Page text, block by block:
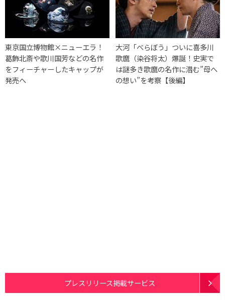
東京国立博物館×ニューエラ！
葛飾北斎や歌川国芳などの名作
をフィーチャーしたキャップが
発売へ
大河「べらぼう」ついに喜多川
歌麿（染谷将太）爆誕！史実で
は謎多き歌麿の名作に潜む”母へ
の想い”を考察【後編】
プレスリリース掲載サービス